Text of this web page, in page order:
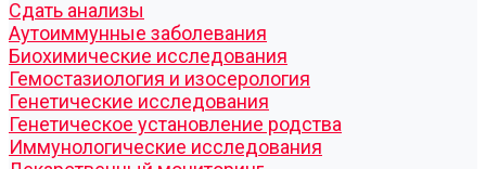
Cдать анализы
Аутоиммунные заболевания
Биохимические исследования
Гемостазиология и изосерология
Генетические исследования
Генетическое установление родства
Иммунологические исследования